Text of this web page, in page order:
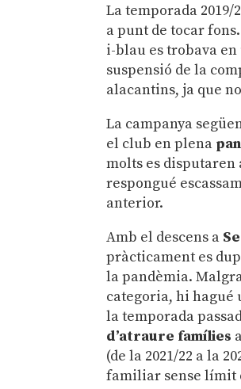
La temporada 2019/
a punt de tocar
i-blau es trobava
suspensió de la
alacantins, ja que
La campanya
el club en plena
molts es
respongué
anterior.
Amb el descens a
pràcticament es
la pandèmia.
categoria, hi hagué
la temporada
d’atraure famílies
(de la 2021/22 a la
familiar sense límit